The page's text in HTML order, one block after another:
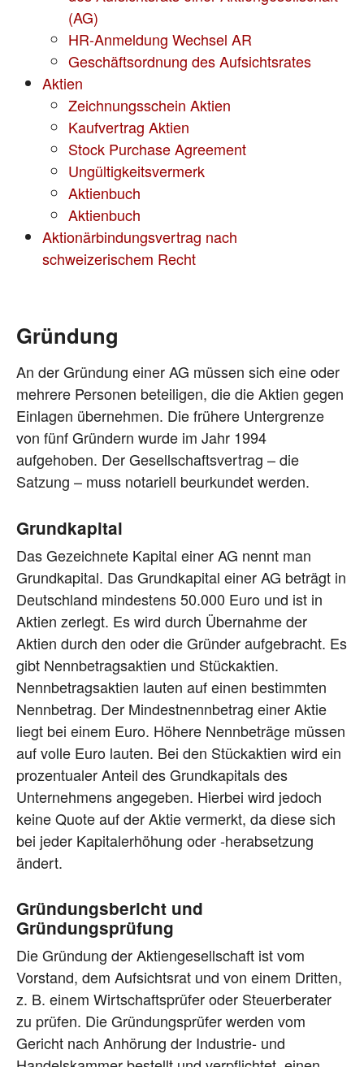
(AG)
HR-Anmeldung Wechsel AR
Geschäftsordnung des Aufsichtsrates
Aktien
Zeichnungsschein Aktien
Kaufvertrag Aktien
Stock Purchase Agreement
Ungültigkeitsvermerk
Aktienbuch
Aktienbuch
Aktionärbindungsvertrag nach
schweizerischem Recht
Gründung
An der Gründung einer AG müssen sich eine oder
mehrere Personen beteiligen, die die Aktien gegen
Einlagen übernehmen. Die frühere Untergrenze
von fünf Gründern wurde im Jahr 1994
aufgehoben. Der Gesellschaftsvertrag – die
Satzung – muss notariell beurkundet werden.
Grundkapital
Das Gezeichnete Kapital einer AG nennt man
Grundkapital. Das Grundkapital einer AG beträgt in
Deutschland mindestens 50.000 Euro und ist in
Aktien zerlegt. Es wird durch Übernahme der
Aktien durch den oder die Gründer aufgebracht. Es
gibt Nennbetragsaktien und Stückaktien.
Nennbetragsaktien lauten auf einen bestimmten
Nennbetrag. Der Mindestnennbetrag einer Aktie
liegt bei einem Euro. Höhere Nennbeträge müssen
auf volle Euro lauten. Bei den Stückaktien wird ein
prozentualer Anteil des Grundkapitals des
Unternehmens angegeben. Hierbei wird jedoch
keine Quote auf der Aktie vermerkt, da diese sich
bei jeder Kapitalerhöhung oder -herabsetzung
ändert.
Gründungsbericht und
Gründungsprüfung
Die Gründung der Aktiengesellschaft ist vom
Vorstand, dem Aufsichtsrat und von einem Dritten,
z. B. einem Wirtschaftsprüfer oder Steuerberater
zu prüfen. Die Gründungsprüfer werden vom
Gericht nach Anhörung der Industrie- und